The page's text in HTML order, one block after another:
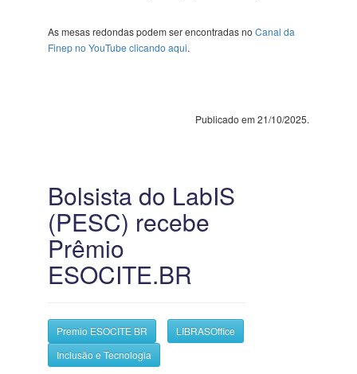
As mesas redondas podem ser encontradas noCanal da
Finep no YouTube clicando aqui.
Publicado em 21/10/2025.
Bolsista do LabIS
(PESC) recebe
Prêmio
ESOCITE.BR
Premio ESOCITE BR
LIBRASOffice
Inclusão e Tecnologia